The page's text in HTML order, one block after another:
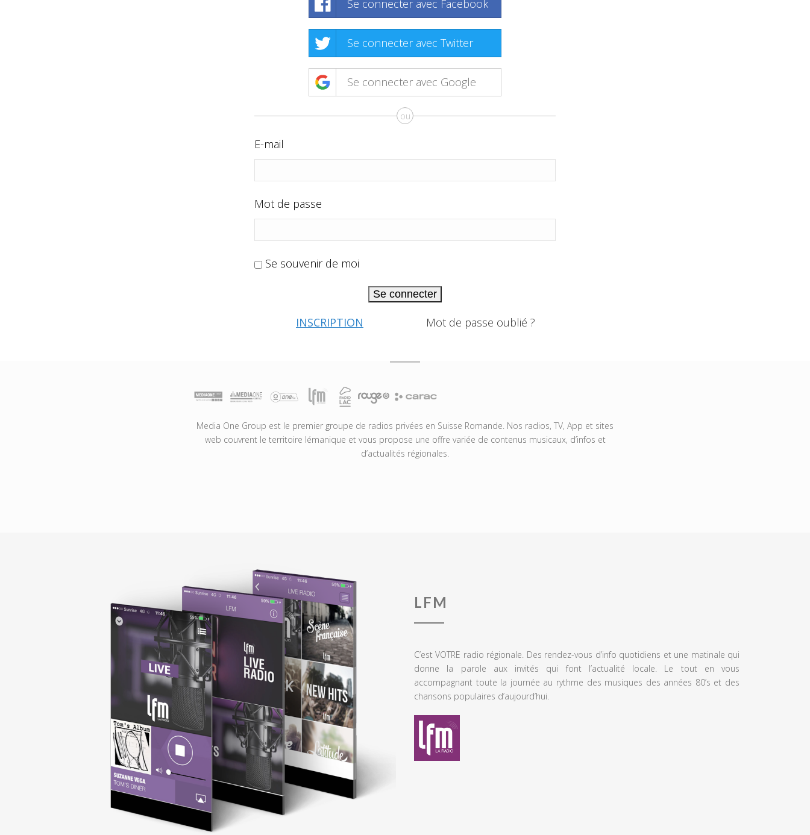
Se connecter avec Facebook
Se connecter avec Twitter
Se connecter avec Google
ou
E-mail
Mot de passe
Se souvenir de moi
Se connecter
INSCRIPTION Mot de passe oublié ?
Media One Group est le premier groupe de radios privées en Suisse Romande. Nos radios, TV, App et sites
web couvrent le territoire lémanique et vous propose une offre variée de contenus musicaux, d’infos et
d’actualités régionales.
LFM
C’est VOTRE radio régionale. Des rendez-vous d’info quotidiens et une matinale qui
donne la parole aux invités qui font l’actualité locale. Le tout en vous
accompagnant toute la journée au rythme des musiques des années 80’s et des
chansons populaires d’aujourd’hui.